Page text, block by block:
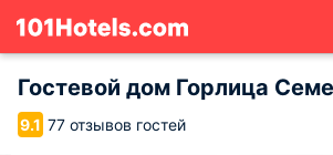
Гостевой дом Горлица
9.1 77 отзывов гостей